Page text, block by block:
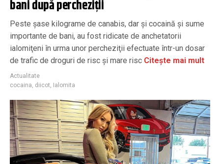
bani după percheziţii
Peste şase kilograme de canabis, dar şi cocaină şi sume
importante de bani, au fost ridicate de anchetatorii
ialomiţeni în urma unor percheziţii efectuate într-un dosar
de trafic de droguri de risc şi mare risc Citește mai mult
Actualitate
cocaina, diicot, Ialomita